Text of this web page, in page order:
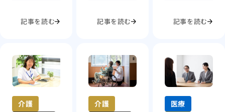
記事を読む 記事を読む 記事を読む
介護
介護
医療